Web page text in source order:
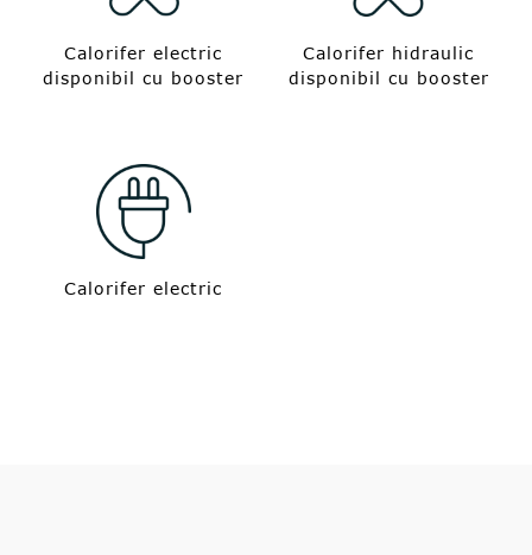
Calorifer electric
disponibil cu booster
Calorifer hidraulic
disponibil cu booster
Calorifer electric